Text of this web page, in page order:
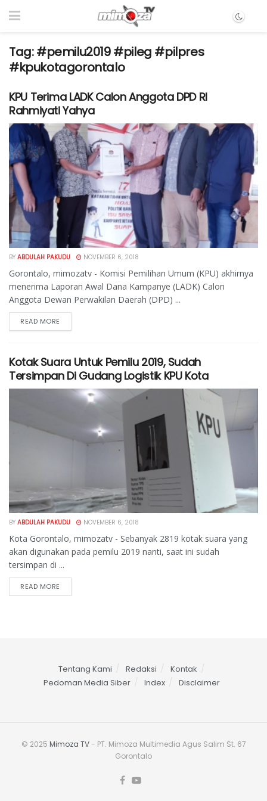
Tag:#pemilu2019 #pileg #pilpres
#kpukotagorontalo
KPU Terima LADK Calon Anggota DPD RI
Rahmiyati Yahya
BY ABDULAH PAKUDU NOVEMBER 6, 2018
Gorontalo, mimozatv - Komisi Pemilihan Umum (KPU) akhirnya
menerima Laporan Awal Dana Kampanye (LADK) Calon
Anggota Dewan Perwakilan Daerah (DPD) ...
READ MORE
Kotak Suara Untuk Pemilu 2019, Sudah
Tersimpan Di Gudang Logistik KPU Kota
BY ABDULAH PAKUDU NOVEMBER 6, 2018
Kota Gorontalo, mimozatv - Sebanyak 2819 kotak suara yang
akan digunakan pada pemilu 2019 nanti, saat ini sudah
tersimpan di ...
READ MORE
Tentang Kami Redaksi
Kontak
Pedoman Media Siber
Index Disclaimer
© 2025 Mimoza TV- PT. Mimoza Multimedia Agus Salim St. 67
Gorontalo